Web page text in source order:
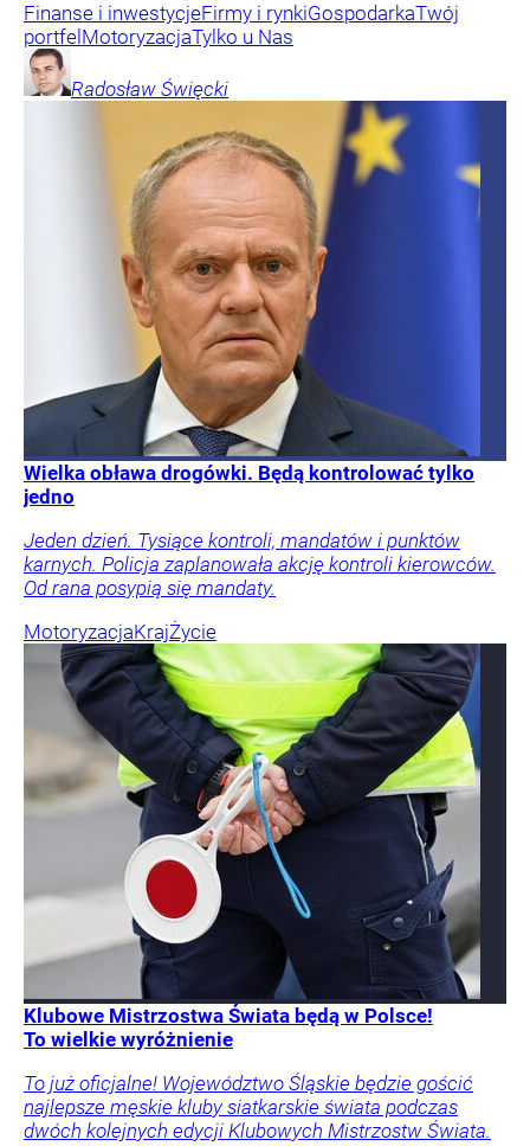
Finanse i inwestycjeFirmy i rynkiGospodarkaTwój
portfel MotoryzacjaTylko u Nas
Radosław Święcki
Wielka obława drogówki. Będą kontrolować tylko
jedno
Jeden dzień. Tysiące kontroli, mandatów i punktów
karnych. Policja zaplanowała akcję kontroli kierowców.
Od rana posypią się mandaty.
MotoryzacjaKrajŻycie
Klubowe Mistrzostwa Świata będą w Polsce!
To wielkie wyróżnienie
To już oficjalne! Województwo Śląskie będzie gościć
najlepsze męskie kluby siatkarskie świata podczas
dwóch kolejnych edycji Klubowych Mistrzostw Świata.